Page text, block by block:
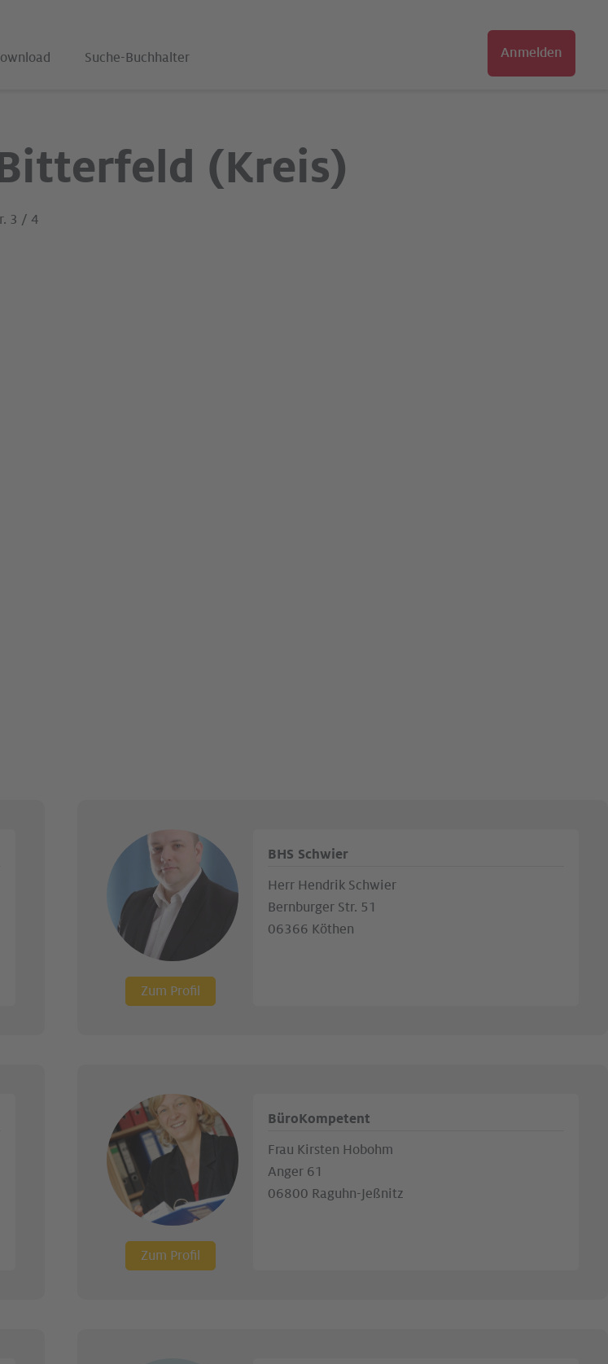
Suche-Buchhalter Anmelden
(Kreis)
3 / 4
Zum Profil
BHS Schwier
Herr Hendrik Schwier
Bernburger Str. 51
06366 Köthen
Zum Profil
BüroKompetent
Frau Kirsten Hobohm
Anger 61
06800 Raguhn-Jeßnitz